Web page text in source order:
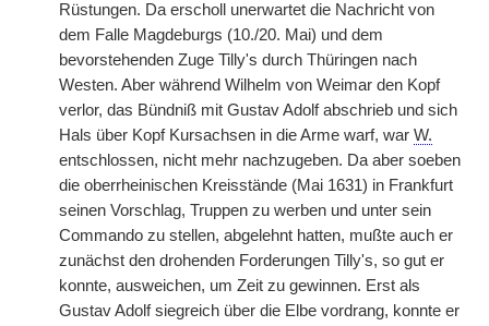
Rüstungen. Da erscholl unerwartet die Nachricht von
dem Falle Magdeburgs (10./20. Mai) und dem
bevorstehenden Zuge Tilly's durch Thüringen nach
Westen. Aber während Wilhelm von Weimar den Kopf
verlor, das Bündniß mit Gustav Adolf abschrieb und sich
Hals über Kopf Kursachsen in die Arme warf, war W.
entschlossen, nicht mehr nachzugeben. Da aber soeben
die oberrheinischen Kreisstände (Mai 1631) in Frankfurt
seinen Vorschlag, Truppen zu werben und unter sein
Commando zu stellen, abgelehnt hatten, mußte auch er
zunächst den drohenden Forderungen Tilly's, so gut er
konnte, ausweichen, um Zeit zu gewinnen. Erst als
Gustav Adolf siegreich über die Elbe vordrang, konnte er